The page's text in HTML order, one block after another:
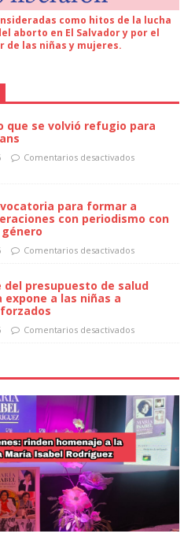
como hitos de la lucha
aborto en El Salvador y por el
de las niñas y mujeres.
que se volvió refugio para
Comentarios desactivados
para formar a
con periodismo con
Comentarios desactivados
del presupuesto de salud
a las niñas a
Comentarios desactivados